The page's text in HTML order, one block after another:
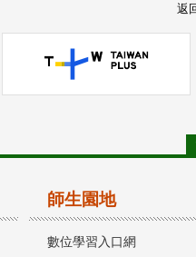
返
師生園地
數位學習入口網